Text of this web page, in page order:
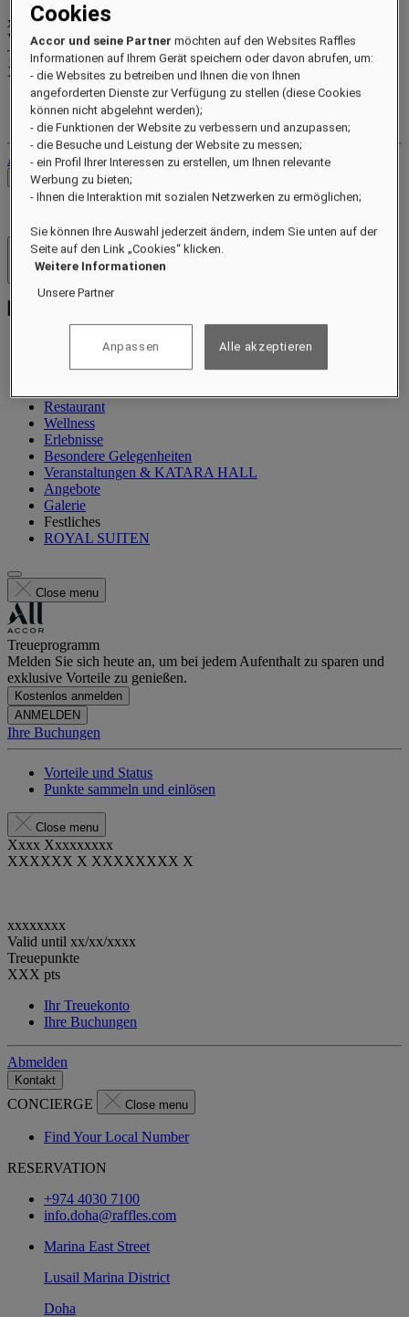
xxxxxxxx
Valid untilxx/xx/xxxx
Treuepunkte
XXXpts
Ihr Treuekonto
Ihre Buchungen
Abmelden
Preise prüfen
Hotels und Resorts
Menü öffnen
Information
Restaurant
Wellness
Erlebnisse
Besondere Gelegenheiten
Veranstaltungen & KATARA HALL
Angebote
Galerie
Festliches
ROYAL SUITEN
Close menu
Treueprogramm
Melden Sie sich heute an, um bei jedem Aufenthalt zu sparen und
exklusive Vorteile zu genießen.
Kostenlos anmelden
ANMELDEN
Ihre Buchungen
Vorteile und Status
Punkte sammeln und einlösen
Close menu
Xxxx Xxxxxxxxx
XXXXXX X XXXXXXXX X
xxxxxxxx
Valid until xx/xx/xxxx
Treuepunkte
XXX pts
Ihr Treuekonto
Ihre Buchungen
Abmelden
Kontakt
CONCIERGE Close menu
Find Your Local Number
RESERVATION
+974 4030 7100
info.doha@raffles.com
Marina East Street
Lusail Marina District
Doha
Cookies
Accor und seine Partner möchten auf den Websites Raffles
Informationen auf Ihrem Gerät speichern oder davon abrufen, um:
- die Websites zu betreiben und Ihnen die von Ihnen
angeforderten Dienste zur Verfügung zu stellen (diese Cookies
können nicht abgelehnt werden);
- die Funktionen der Website zu verbessern und anzupassen;
- die Besuche und Leistung der Website zu messen;
- ein Profil Ihrer Interessen zu erstellen, um Ihnen relevante
Werbung zu bieten;
- Ihnen die Interaktion mit sozialen Netzwerken zu ermöglichen;
Sie können Ihre Auswahl jederzeit ändern, indem Sie unten auf der
Seite auf den Link „Cookies“ klicken.
Weitere Informationen
Unsere Partner
Anpassen Alle akzeptieren